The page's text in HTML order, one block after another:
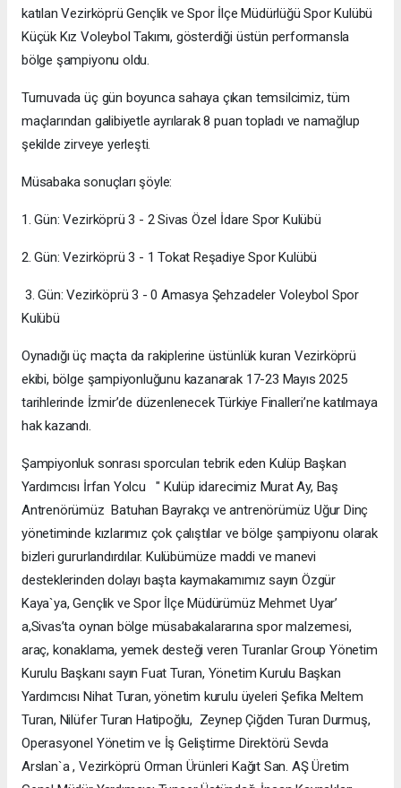
katılan Vezirköprü Gençlik ve Spor İlçe Müdürlüğü Spor Kulübü
Küçük Kız Voleybol Takımı, gösterdiği üstün performansla
bölge şampiyonu oldu.
Turnuvada üç gün boyunca sahaya çıkan temsilcimiz, tüm
maçlarından galibiyetle ayrılarak 8 puan topladı ve namağlup
şekilde zirveye yerleşti.
Müsabaka sonuçları şöyle:
1. Gün: Vezirköprü 3 - 2 Sivas Özel İdare Spor Kulübü
2. Gün: Vezirköprü 3 - 1 Tokat Reşadiye Spor Kulübü
3. Gün: Vezirköprü 3 - 0 Amasya Şehzadeler Voleybol Spor
Kulübü
Oynadığı üç maçta da rakiplerine üstünlük kuran Vezirköprü
ekibi, bölge şampiyonluğunu kazanarak 17-23 Mayıs 2025
tarihlerinde İzmir’de düzenlenecek Türkiye Finalleri’ne katılmaya
hak kazandı.
Şampiyonluk sonrası sporcuları tebrik eden Kulüp Başkan
Yardımcısı İrfan Yolcu " Kulüp idarecimiz Murat Ay, Baş
Antrenörümüz Batuhan Bayrakçı ve antrenörümüz Uğur Dinç
yönetiminde kızlarımız çok çalıştılar ve bölge şampiyonu olarak
bizleri gururlandırdılar. Kulübümüze maddi ve manevi
desteklerinden dolayı başta kaymakamımız sayın Özgür
Kaya`ya, Gençlik ve Spor İlçe Müdürümüz Mehmet Uyar’
a,Sivas’ta oynan bölge müsabakalararına spor malzemesi,
araç, konaklama, yemek desteği veren Turanlar Group Yönetim
Kurulu Başkanı sayın Fuat Turan, Yönetim Kurulu Başkan
Yardımcısı Nihat Turan, yönetim kurulu üyeleri Şefika Meltem
Turan, Nilüfer Turan Hatipoğlu, Zeynep Çiğden Turan Durmuş,
Operasyonel Yönetim ve İş Geliştirme Direktörü Sevda
Arslan`a , Vezirköprü Orman Ürünleri Kağıt San. AŞ Üretim